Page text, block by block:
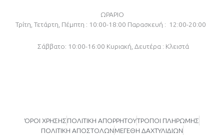
k
g
r
a
ΩΡΑΡΙΟ
Τρίτη, Τετάρτη, Πέμπτη : 10:00-18:00 Παρασκευή : 12:00-20:00
Σάββατο: 10:00-16:00 Κυριακή, Δευτέρα : Κλειστά
ΌΡΟΙ ΧΡΗΣΗΣΠΟΛΙΤΙΚΗ ΑΠΟΡΡΗΤΟΥΤΡΟΠΟΙ ΠΛΗΡΩΜΗΣ
ΠΟΛΙΤΙΚΗ ΑΠΟΣΤΟΛΩΝΜΕΓΕΘΗ ΔΑΧΤΥΛΙΔΙΩΝ